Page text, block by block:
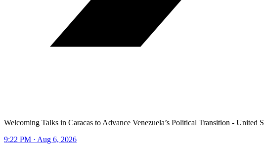
Welcoming Talks in Caracas to Advance Venezuela’s Political Transition - United
9:22 PM · Aug 6, 2026